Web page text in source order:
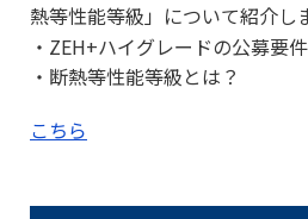
熱等性能等級」について紹介し
ZEH+ハイグレードの公募要
断熱等性能等級とは？
こちら